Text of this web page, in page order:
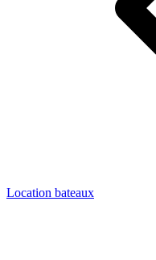
Location bateaux